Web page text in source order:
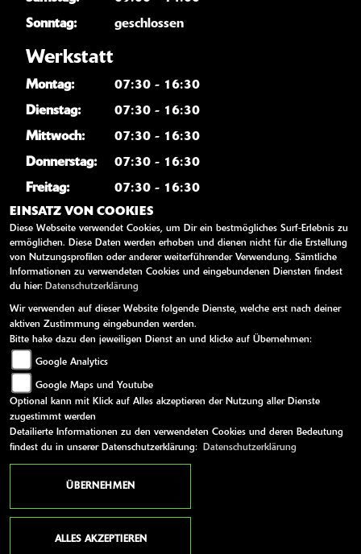
Sonntag:
geschlossen
Werkstatt
Montag:
07:30 - 16:30
Dienstag:
07:30 - 16:30
Mittwoch:
07:30 - 16:30
Donnerstag:
07:30 - 16:30
Freitag:
07:30 - 16:30
Samstag:
09:00 - 12:00
Sonntag:
geschlossen
Samstags nur Notfalldienst, keine Terminvergabe!
WEITERE LINKS
Kawasaki News
Kawasaki Handbücher
Kawasaki Bekleidung
Kawasaki Merchandise
AGB Impressum Datenschutz Disclaimer
EINSATZ VON COOKIES
Diese Webseite verwendet Cookies, um Dir ein bestmögliches Surf-Erlebnis zu
ermöglichen. Diese Daten werden erhoben und dienen nicht für die Erstellung
von Nutzungsprofilen oder anderer weiterführender Verwendung. Sämtliche
Informationen zu verwendeten Cookies und eingebundenen Diensten findest
du hier: Datenschutzerklärung
Wir verwenden auf dieser Website folgende Dienste, welche erst nach deiner
aktiven Zustimmung eingebunden werden.
Bitte hake dazu den jeweiligen Dienst an und klicke auf Übernehmen:
Google Analytics
Google Maps und Youtube
Optional kann mit Klick auf Alles akzeptieren der Nutzung aller Dienste
zugestimmt werden
Detailierte Informationen zu den verwendeten Cookies und deren Bedeutung
findest du in unserer Datenschutzerklärung:
Datenschutzerklärung
ÜBERNEHMEN
ALLES AKZEPTIEREN